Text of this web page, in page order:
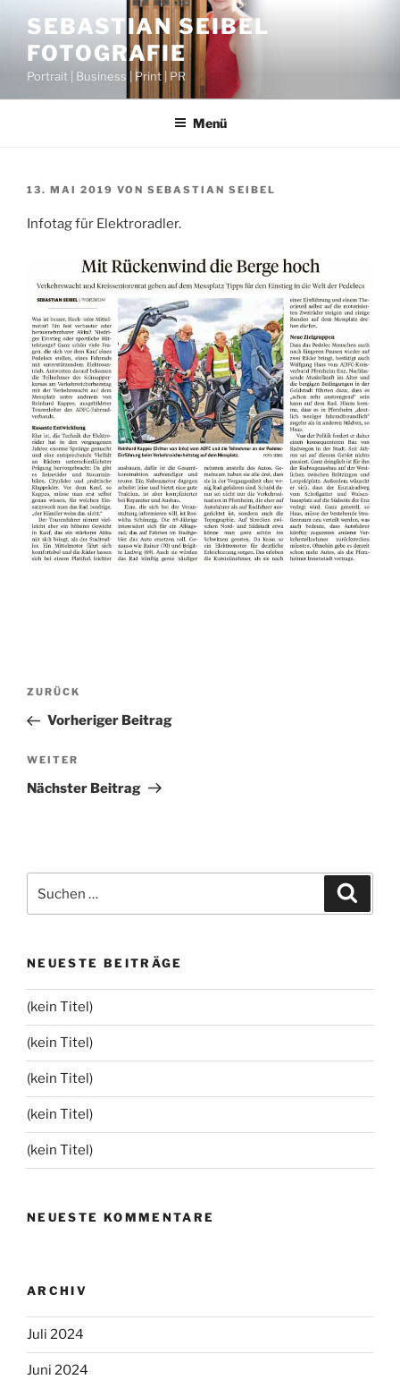
Inhalt
springen
SEBASTIAN SEIBEL
FOTOGRAFIE
Portrait | Business | Print | PR
Menü
VERÖFFENTLICHT
13. MAI 2019 VON SEBASTIAN SEIBEL
Infotag für Elektroradler.
Beitragsnavigation
Vorheriger
Beitrag
ZURÜCK
Vorheriger Beitrag
Nächster
Beitrag
WEITER
Nächster Beitrag
nach:
NEUESTE BEITRÄGE
(kein Titel)
(kein Titel)
(kein Titel)
(kein Titel)
(kein Titel)
NEUESTE KOMMENTARE
ARCHIV
Juli 2024
Juni 2024